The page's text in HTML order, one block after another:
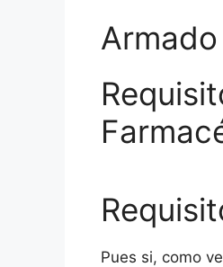
Pues si, como